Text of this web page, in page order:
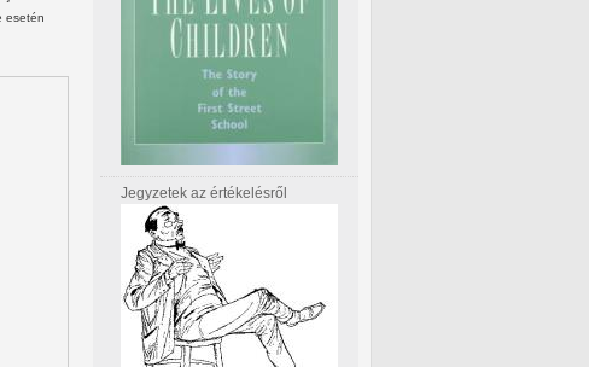
esetén
Jegyzetek az értékelésről